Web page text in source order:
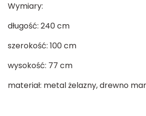
Wymiary:
długość: 240 cm
szerokość: 100 cm
wysokość: 77 cm
materiał: metal żelazny, drewno